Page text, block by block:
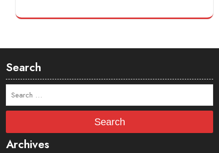
Search
Search
Archives